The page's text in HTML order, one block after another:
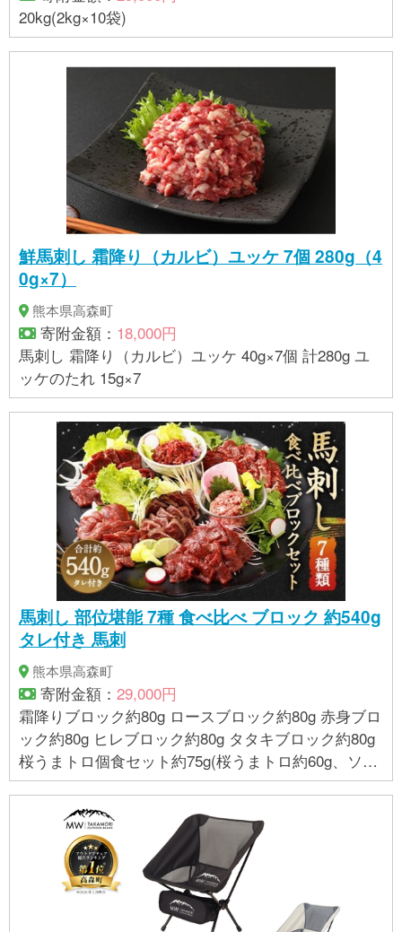
20kg(2kg×10袋)
鮮馬刺し 霜降り（カルビ）ユッケ 7個 280g（4
0g×7）
熊本県高森町
寄附金額： 18,000円
馬刺し 霜降り（カルビ）ユッケ 40g×7個 計280g ユ
ッケのたれ 15g×7
馬刺し 部位堪能 7種 食べ比べ ブロック 約540g
タレ付き 馬刺
熊本県高森町
寄附金額： 29,000円
霜降りブロック約80g ロースブロック約80g 赤身ブロ
ック約80g ヒレブロック約80g タタキブロック約80g
桜うまトロ個食セット約75g(桜うまトロ約60g、ソー
ス15g) ユッケ個食セット約65g(馬刺し50g、ユッケの